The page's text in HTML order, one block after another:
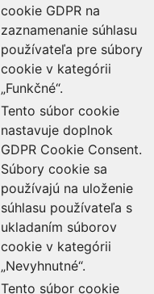
cookie GDPR na
zaznamenanie súhlasu
používateľa pre súbory
cookie v kategórii
„Funkčné“.
Tento súbor cookie
nastavuje doplnok
GDPR Cookie Consent.
Súbory cookie sa
používajú na uloženie
súhlasu používateľa s
ukladaním súborov
cookie v kategórii
„Nevyhnutné“.
Tento súbor cookie